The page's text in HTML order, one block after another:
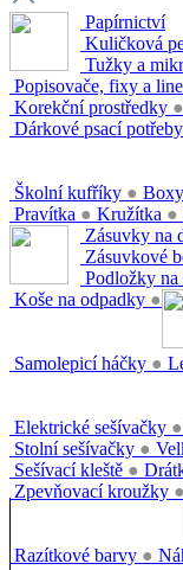
Papírnictví
Kuličková
Tužky a
Popisovače, fixy a
Korekční prostředky ●
Dárkové psací potřeby
Školní kufříky ●
Pravítka ● Kružítka ●
Zásuvky na
Zásuvkové
Podložky na
Koše na odpadky ●
Samolepicí háčky ●
Elektrické sešívačky ●
Stolní sešívačky ●
Sešívací kleště ●
Zpevňovací kroužky ●
Razítkové barvy ●